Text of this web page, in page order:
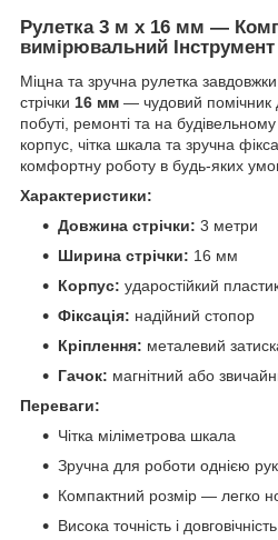
Рулетка 3 м x 16 мм —
вимірювальний Інструмент
Міцна та зручна рулетка завдовжки
стрічки 16 мм — чудовий помічник
побуті, ремонті та на
корпус, чітка шкала та зручна
комфортну роботу в будь-яких
Характеристики:
Довжина стрічки: 3 метри
Ширина стрічки: 16 мм
Корпус: ударостійкий
Фіксація: надійний стопор
Кріплення: металевий
Гачок: магнітний або
Переваги:
Чітка міліметрова шкала
Зручна для роботи однією
Компактний розмір — легко
Висока точність і довговічність